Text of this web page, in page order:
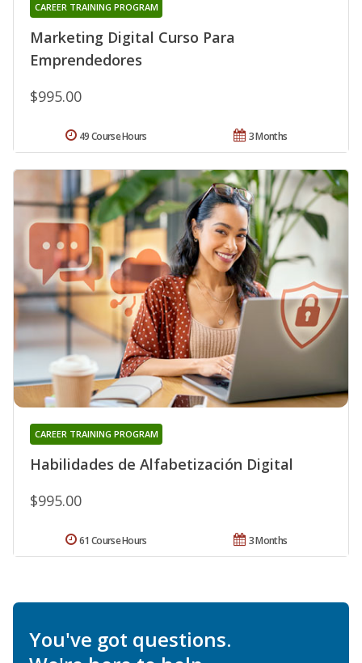
Marketing Digital Curso Para
Emprendedores
CAREER TRAINING PROGRAM
$995.00
3 Months
49 Course Hours
Habilidades de Alfabetización Digital
CAREER TRAINING PROGRAM
$995.00
3 Months
61 Course Hours
You've got questions.